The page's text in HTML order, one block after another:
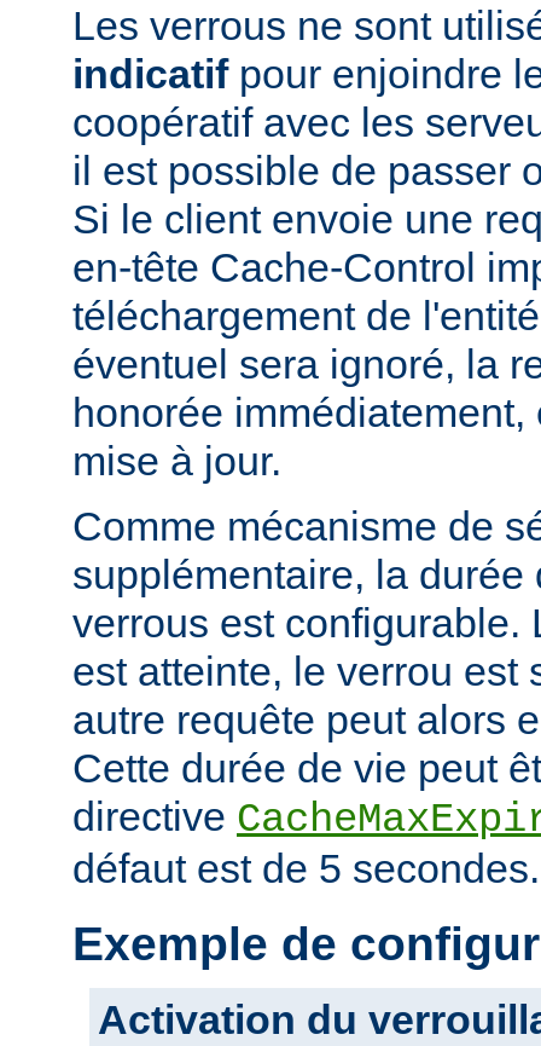
Les verrous ne sont
indicatifpour enjoindre
coopératif avec les
il est possible de passer
Si le client envoie une
en-tête Cache-Control
téléchargement de
éventuel sera ignoré, la
honorée
mise à jour.
Comme mécanisme de
supplémentaire, la
verrous est configurable.
est atteinte, le verrou est
autre requête peut alors
Cette durée de vie peut
directive
défaut est de 5 secondes.
Exemple de
Activation du